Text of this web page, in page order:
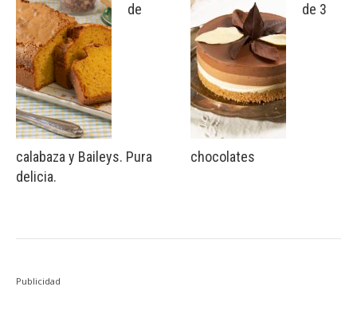
de
calabaza y Baileys. Pura
delicia.
de 3
chocolates
Publicidad